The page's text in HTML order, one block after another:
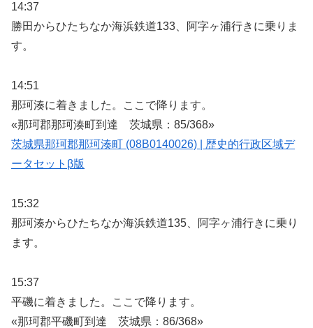
14:37
勝田からひたちなか海浜鉄道133、阿字ヶ浦行きに乗りま
す。
14:51
那珂湊に着きました。ここで降ります。
«那珂郡那珂湊町到達 茨城県：85/368»
茨城県那珂郡那珂湊町 (08B0140026) | 歴史的行政区域デ
ータセットβ版
15:32
那珂湊からひたちなか海浜鉄道135、阿字ヶ浦行きに乗り
ます。
15:37
平磯に着きました。ここで降ります。
«那珂郡平磯町到達 茨城県：86/368»